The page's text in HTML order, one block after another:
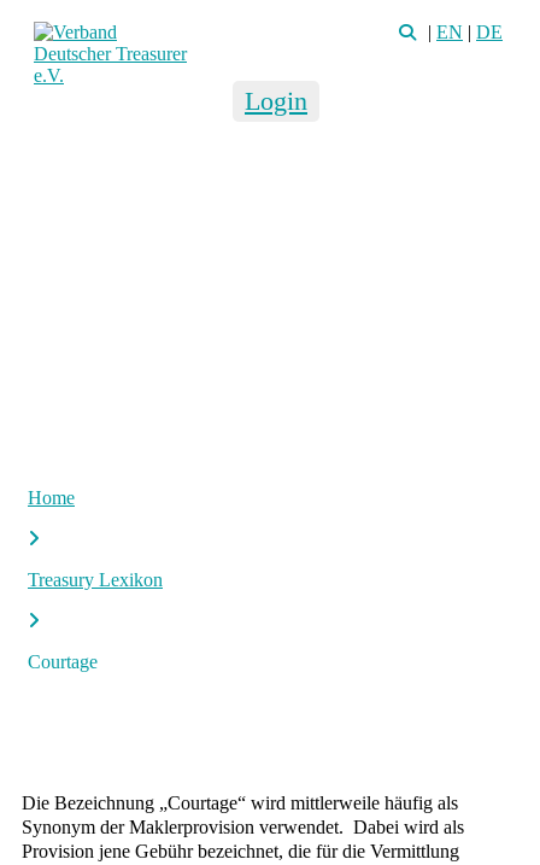
| EN | DE
Login
Home
Treasury Lexikon
Courtage
Die Bezeichnung „Courtage“ wird mittlerweile häufig als
Synonym der Maklerprovision verwendet. Dabei wird als
Provision jene Gebühr bezeichnet, die für die Vermittlung